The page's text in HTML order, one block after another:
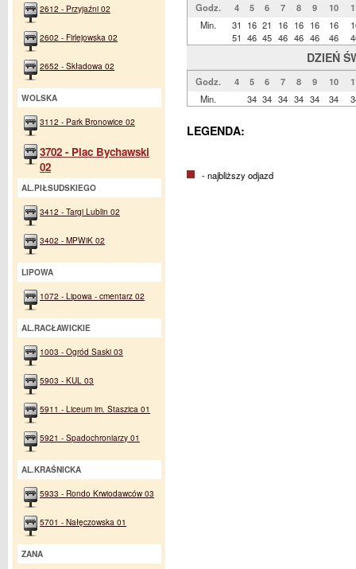
Godz. 4 5 6 7 8 9 10
Min.
31
51
16
46
21
45
16
46
16
46
16
46
16
46
DZIEŃ
Godz. 4 5 6 7 8 9 10
Min.
34 34 34 34 34 34
LEGENDA:
- najbliższy odjazd
2612 - Przyjaźni 02
2602 - Firlejowska 02
2652 - Składowa 02
WOLSKA
3112 - Park Bronowice 02
3702 - Plac Bychawski
02
AL.PIŁSUDSKIEGO
3412 - Targi Lublin 02
3402 - MPWiK 02
LIPOWA
1072 - Lipowa - cmentarz 02
AL.RACŁAWICKIE
1003 - Ogród Saski 03
5903 - KUL 03
5911 - Liceum im. Staszica 01
5921 - Spadochroniarzy 01
AL.KRAŚNICKA
5933 - Rondo Krwiodawców 03
5701 - Nałęczowska 01
ZANA